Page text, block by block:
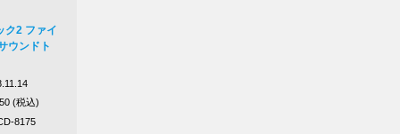
ク2 ファイ
ウンドト
(税込)
8175